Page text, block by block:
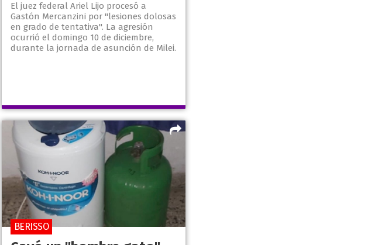
El juez federal Ariel Lijo procesó a
Gastón Mercanzini por "lesiones dolosas
en grado de tentativa". La agresión
ocurrió el domingo 10 de diciembre,
durante la jornada de asunción de Milei.
BERISSO